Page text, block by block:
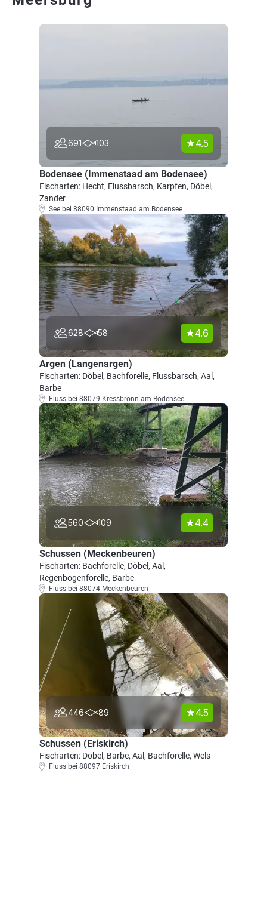
691 103 4.5
Bodensee (Immenstaad am Bodensee)
Fischarten: Hecht, Flussbarsch, Karpfen, Döbel,
Zander
See bei 88090 Immenstaad am Bodensee
628 58 4.6
Argen (Langenargen)
Fischarten: Döbel, Bachforelle, Flussbarsch, Aal,
Barbe
Fluss bei 88079 Kressbronn am Bodensee
560 109 4.4
Schussen (Meckenbeuren)
Fischarten: Bachforelle, Döbel, Aal,
Regenbogenforelle, Barbe
Fluss bei 88074 Meckenbeuren
446 89 4.5
Schussen (Eriskirch)
Fischarten: Döbel, Barbe, Aal, Bachforelle, Wels
Fluss bei 88097 Eriskirch